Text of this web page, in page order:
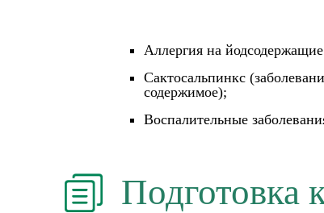
Аллергия на
Сактосальпинкс
содержимое);
Воспалительные
Подготовка